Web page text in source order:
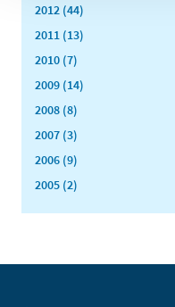
2012 (44)
2011 (13)
2010 (7)
2009 (14)
2008 (8)
2007 (3)
2006 (9)
2005 (2)